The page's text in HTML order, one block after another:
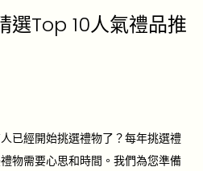
選Top 10人氣禮品推
已經開始挑選禮物了？每年挑選禮
物需要心思和時間。我們為您準備